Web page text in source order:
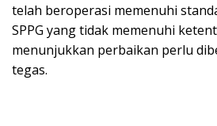
telah beroperasi memenuhi
SPPG yang tidak memenuhi
menunjukkan perbaikan perlu
tegas.